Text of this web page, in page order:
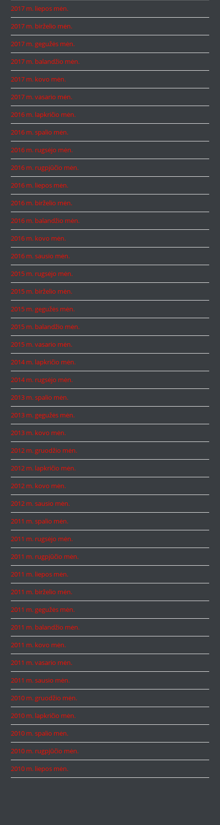
2017 m. liepos mėn.
2017 m. birželio mėn.
2017 m. gegužės mėn.
2017 m. balandžio mėn.
2017 m. kovo mėn.
2017 m. vasario mėn.
2016 m. lapkričio mėn.
2016 m. spalio mėn.
2016 m. rugsėjo mėn.
2016 m. rugpjūčio mėn.
2016 m. liepos mėn.
2016 m. birželio mėn.
2016 m. balandžio mėn.
2016 m. kovo mėn.
2016 m. sausio mėn.
2015 m. rugsėjo mėn.
2015 m. birželio mėn.
2015 m. gegužės mėn.
2015 m. balandžio mėn.
2015 m. vasario mėn.
2014 m. lapkričio mėn.
2014 m. rugsėjo mėn.
2013 m. spalio mėn.
2013 m. gegužės mėn.
2013 m. kovo mėn.
2012 m. gruodžio mėn.
2012 m. lapkričio mėn.
2012 m. kovo mėn.
2012 m. sausio mėn.
2011 m. spalio mėn.
2011 m. rugsėjo mėn.
2011 m. rugpjūčio mėn.
2011 m. liepos mėn.
2011 m. birželio mėn.
2011 m. gegužės mėn.
2011 m. balandžio mėn.
2011 m. kovo mėn.
2011 m. vasario mėn.
2011 m. sausio mėn.
2010 m. gruodžio mėn.
2010 m. lapkričio mėn.
2010 m. spalio mėn.
2010 m. rugpjūčio mėn.
2010 m. liepos mėn.